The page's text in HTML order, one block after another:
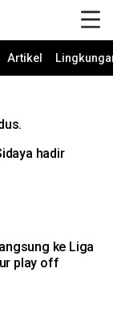
Artikel
hadir
ke Liga
play off